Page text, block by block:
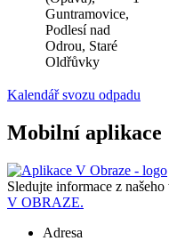
Guntramovice,
Podlesí nad
Odrou, Staré
Oldřůvky
Kalendář svozu odpadu
Mobilní aplikace
Sledujte informace z
V OBRAZE.
Adresa